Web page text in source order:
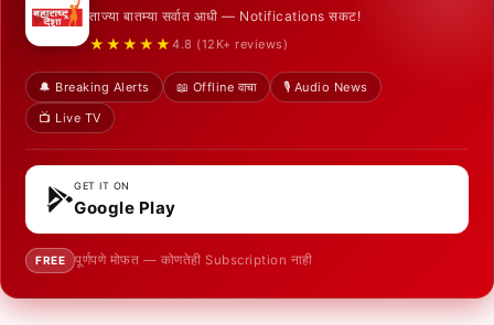
ताज्या बातम्या सर्वात आधी — Notifications सकट!
★★★★★ 4.8 (12K+ reviews)
🔔 Breaking Alerts 📖 Offline वाचा
🎙️ Audio News
📺 Live TV
GET IT ON
Google Play
FREE पूर्णपणे मोफत — कोणतेही Subscription नाही